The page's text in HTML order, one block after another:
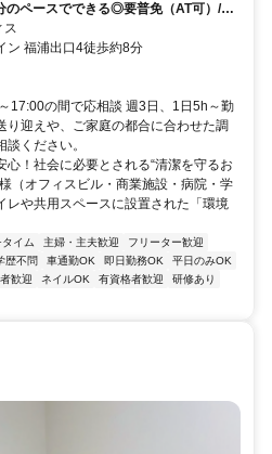
のペースでできる◎要普免（AT可）/車
手企業で長く働けるオフィス・商業施
フ募集！
ス
ン 福浦出口4徒歩約8分
17:00の間で応相談 週3日、1日5h～勤
迎えや、ご家庭の都合に合わせた調
ください。
！社会に必要とされる“清潔を守るお
（オフィスビル・商業施設・病院・学
レや共用スペースに設置された「環境
タイム 主婦・主夫歓迎
フリーター歓迎
歴不問 車通勤OK 即日勤務OK
平日のみOK
歓迎 ネイルOK 有資格者歓迎
研修あり